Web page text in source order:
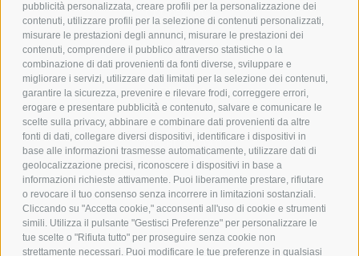
pubblicità personalizzata, creare profili per la personalizzazione dei
contenuti, utilizzare profili per la selezione di contenuti personalizzati,
misurare le prestazioni degli annunci, misurare le prestazioni dei
contenuti, comprendere il pubblico attraverso statistiche o la
combinazione di dati provenienti da fonti diverse, sviluppare e
migliorare i servizi, utilizzare dati limitati per la selezione dei contenuti,
garantire la sicurezza, prevenire e rilevare frodi, correggere errori,
erogare e presentare pubblicità e contenuto, salvare e comunicare le
scelte sulla privacy, abbinare e combinare dati provenienti da altre
fonti di dati, collegare diversi dispositivi, identificare i dispositivi in
base alle informazioni trasmesse automaticamente, utilizzare dati di
geolocalizzazione precisi, riconoscere i dispositivi in base a
informazioni richieste attivamente. Puoi liberamente prestare, rifiutare
o revocare il tuo consenso senza incorrere in limitazioni sostanziali.
Cliccando su "Accetta cookie," acconsenti all'uso di cookie e strumenti
simili. Utilizza il pulsante "Gestisci Preferenze" per personalizzare le
tue scelte o "Rifiuta tutto" per proseguire senza cookie non
strettamente necessari. Puoi modificare le tue preferenze in qualsiasi
COOKIE POLICY
PAGAMENTI SICURI
AZIENDA
CHI SIAMO
MARCHI TRATTATI
CONDOMINI
Bonifico